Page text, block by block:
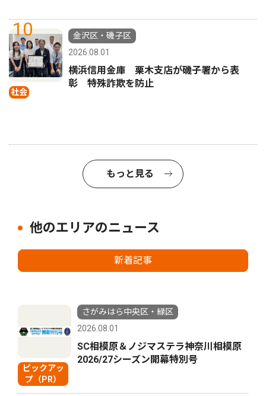
10
社会
金沢区・磯子区
2026.08.01
横浜信用金庫 栗木支店が磯子署から表
彰 特殊詐欺を防止
もっと見る
他のエリアのニュース
新着記事
ピックアッ
プ（PR）
さがみはら中央区・緑区
2026.08.01
SC相模原＆ノジマステラ神奈川相模原
2026/27シーズン開幕特別号